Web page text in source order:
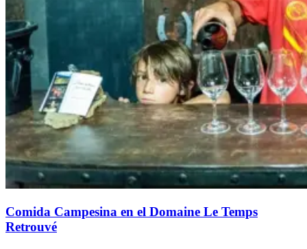
Comida Campesina en el Domaine Le Temps
Retrouvé